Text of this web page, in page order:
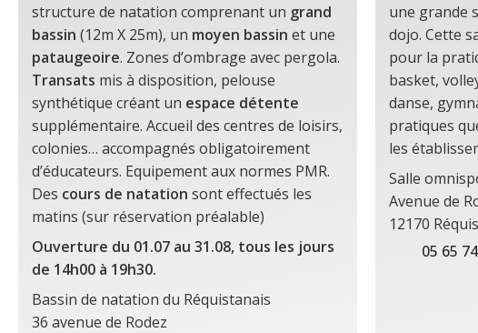
structure de natation comprenant un grand
bassin (12m X 25m), un moyen bassin et une
pataugeoire. Zones d’ombrage avec pergola.
Transats mis à disposition, pelouse
synthétique créant un espace détente
supplémentaire. Accueil des centres de loisirs,
colonies… accompagnés obligatoirement
d’éducateurs. Equipement aux normes PMR.
Des cours de natation sont effectués les
matins (sur réservation préalable)
Ouverture du 01.07 au 31.08, tous les jours
de 14h00 à 19h30.
Bassin de natation du Réquistanais
36 avenue de Rodez
une grande
dojo. Cette
pour la
basket,
danse,
pratiques
les
Salle
Avenue de
12170
05 65